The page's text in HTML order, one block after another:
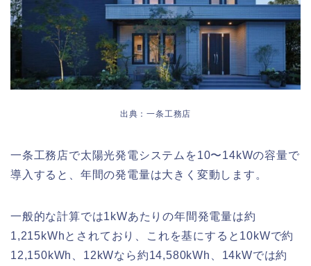
出典：一条工務店
一条工務店で太陽光発電システムを10〜14kWの容量で
導入すると、年間の発電量は大きく変動します。
一般的な計算では1kWあたりの年間発電量は約
1,215kWhとされており、これを基にすると10kWで約
12,150kWh、12kWなら約14,580kWh、14kWでは約